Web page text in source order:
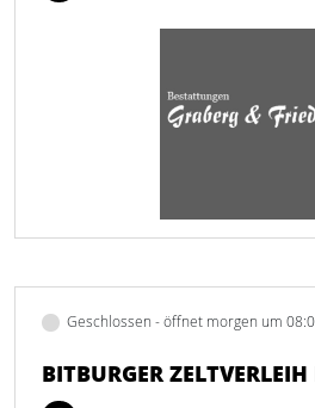
Geschlossen - öffnet morgen um
BITBURGER